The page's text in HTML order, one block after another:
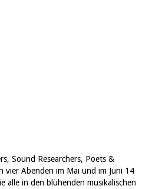
Sound Researchers, Poets &
vier Abenden im Mai und im Juni 14
alle in den blühenden musikalischen